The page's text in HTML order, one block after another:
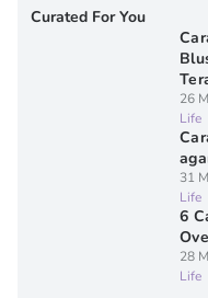
Curated For You
26
Life
31
Life
6
28
Life